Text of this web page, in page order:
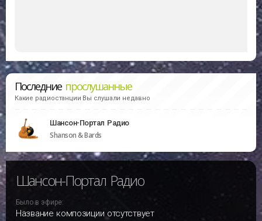
Последние прослушанные
Какие радиостанции Вы слушали недавно
Шансон-Портал Радио
Shanson & Bards
Шансон-Портал Радио
Было в эфире:
Название композиции отсутствует